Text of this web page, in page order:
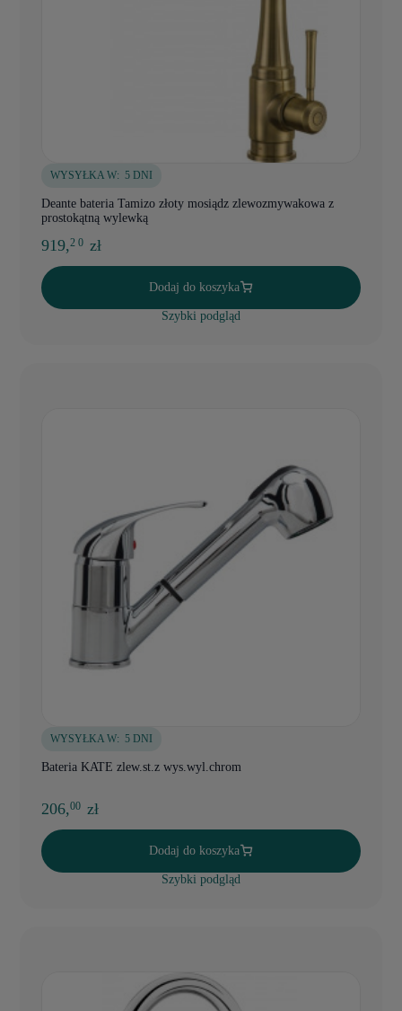
WYSYŁKA W: 5 DNI
Deante bateria Tamizo złoty mosiądz zlewozmywakowa z
prostokątną wylewką
919,2 0 zł
Dodaj do koszyka
Szybki podgląd
WYSYŁKA W: 5 DNI
Bateria KATE zlew.st.z wys.wyl.chrom
206,00 zł
Dodaj do koszyka
Szybki podgląd